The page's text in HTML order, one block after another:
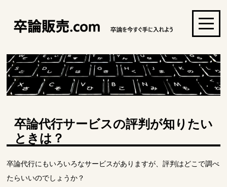
卒論代行サービスの評判が知りたい
ときは？
卒論代行にもいろいろなサービスがありますが、評判はどこで調べ
たらいいのでしょうか？